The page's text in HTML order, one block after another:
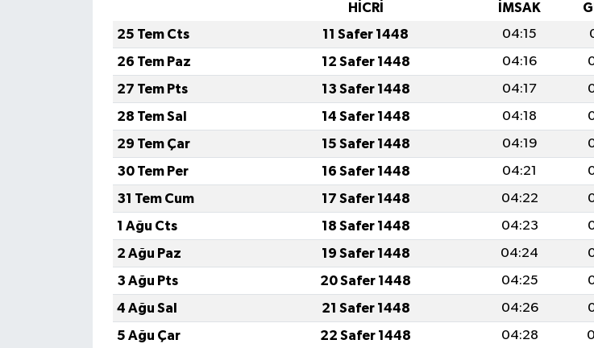
HİCRİ İMSAK
25 Tem Cts
11 Safer 1448 04:15
26 Tem Paz
12 Safer 1448 04:16
27 Tem Pts
13 Safer 1448 04:17
28 Tem Sal
14 Safer 1448 04:18
29 Tem Çar
15 Safer 1448 04:19
30 Tem Per
16 Safer 1448 04:21
31 Tem Cum
17 Safer 1448 04:22
1 Ağu Cts
18 Safer 1448 04:23
2 Ağu Paz
19 Safer 1448 04:24
3 Ağu Pts
20 Safer 1448 04:25
4 Ağu Sal
21 Safer 1448 04:26
5 Ağu Çar
22 Safer 1448 04:28